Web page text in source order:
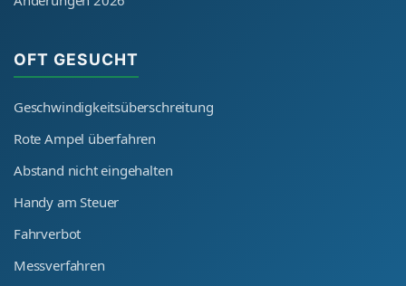
OFT GESUCHT
Geschwindigkeitsüberschreitung
Rote Ampel überfahren
Abstand nicht eingehalten
Handy am Steuer
Fahrverbot
Messverfahren